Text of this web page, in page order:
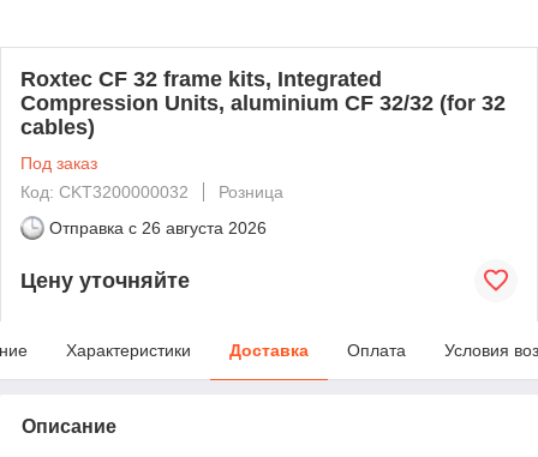
Roxtec CF 32 frame kits, Integrated
Compression Units, aluminium CF 32/32 (for 32
cables)
Под заказ
Код: CKT3200000032
Розница
Отправка с 26 августа 2026
Цену уточняйте
Характеристики Доставка Оплата Условия
Описание